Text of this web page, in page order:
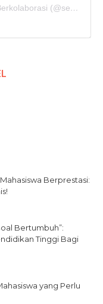
Sebuah kiriman dibagikan oleh Mari Berkolaborasi (@seminarhunters)
Berprestasi:
Bertumbuh”:
Tinggi Bagi
yang Perlu